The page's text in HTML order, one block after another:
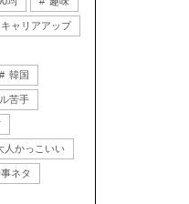
キャリアアップ
韓国
苦手
人かっこいい
ネタ